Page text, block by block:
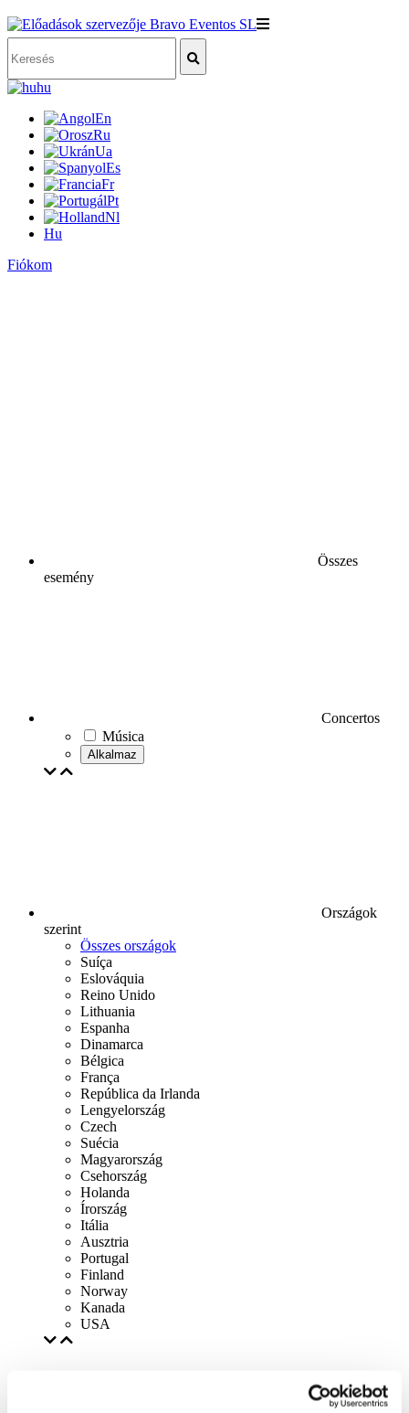
hu
En
Ru
Ua
Es
Fr
Pt
Nl
Hu
Fiókom
Összes
esemény
Concertos
Música
Alkalmaz
Országok
szerint
Összes országok
Suíça
Eslováquia
Reino Unido
Lithuania
Espanha
Dinamarca
Bélgica
França
República da Irlanda
Lengyelország
Czech
Suécia
Magyarország
Csehország
Holanda
Írország
Itália
Ausztria
Portugal
Finland
Norway
Kanada
USA